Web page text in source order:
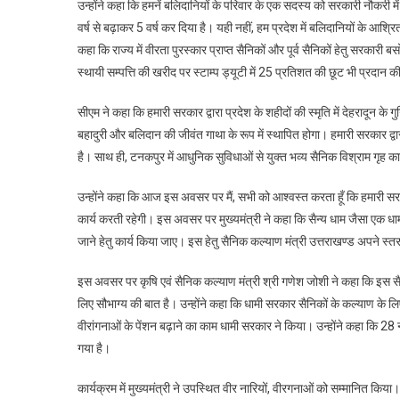
उन्होंने कहा कि हमनें बलिदानियों के परिवार के एक सदस्य को सरकारी
वर्ष से बढ़ाकर 5 वर्ष कर दिया है। यही नहीं, हम प्रदेश में बलिदानियों के
कहा कि राज्य में वीरता पुरस्कार प्राप्त सैनिकों और पूर्व सैनिकों हेतु
स्थायी सम्पत्ति की खरीद पर स्टाम्प ड्यूटी में 25 प्रतिशत की छूट भी प्रदान
सीएम ने कहा कि हमारी सरकार द्वारा प्रदेश के शहीदों की स्मृति में देहरादून के
बहादुरी और बलिदान की जीवंत गाथा के रूप में स्थापित होगा। हमारी सरकार
है। साथ ही, टनकपुर में आधुनिक सुविधाओं से युक्त भव्य सैनिक विश्राम गृह का
उन्होंने कहा कि आज इस अवसर पर मैं, सभी को आश्वस्त करता हूँ कि हमारी
कार्य करती रहेगी। इस अवसर पर मुख्यमंत्री ने कहा कि सैन्य धाम जैसा एक
जाने हेतु कार्य किया जाए। इस हेतु सैनिक कल्याण मंत्री उत्तराखण्ड अपने स्तर
इस अवसर पर कृषि एवं सैनिक कल्याण मंत्री श्री गणेश जोशी ने कहा कि इस
लिए सौभाग्य की बात है। उन्होंने कहा कि धामी सरकार सैनिकों के कल्याण के
वीरांगनाओं के पेंशन बढ़ाने का काम धामी सरकार ने किया। उन्होंने कहा कि
गया है।
कार्यक्रम में मुख्यमंत्री ने उपस्थित वीर नारियों, वीरगनाओं को सम्मानित